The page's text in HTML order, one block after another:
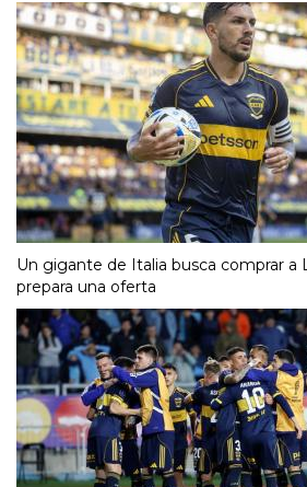
Un gigante de Italia busca comprar a
prepara una oferta